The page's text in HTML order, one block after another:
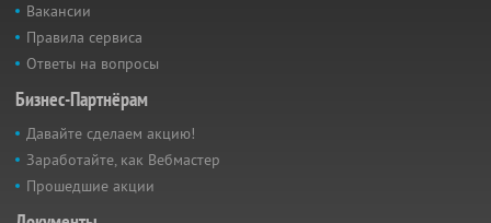
Вакансии
Правила сервиса
Ответы на вопросы
Бизнес-Партнёрам
Давайте сделаем акцию!
Заработайте, как Вебмастер
Прошедшие акции